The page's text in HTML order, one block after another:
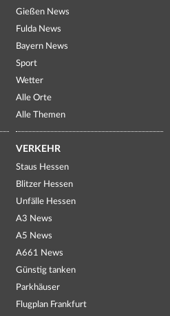
Gießen News
Fulda News
Bayern News
Sport
Wetter
Alle Orte
Alle Themen
VERKEHR
Staus Hessen
Blitzer Hessen
Unfälle Hessen
A3 News
A5 News
A661 News
Günstig tanken
Parkhäuser
Flugplan Frankfurt